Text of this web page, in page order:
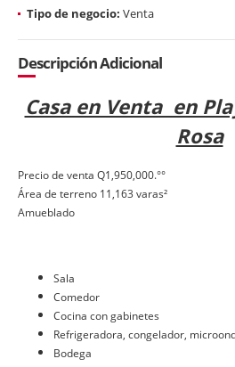
Tipo de negocio: Venta
Descripción Adicional
Casa en Venta en
Rosa
Precio de venta Q1,950,000.°°
Área de terreno 11,163 varas²
Amueblado
Sala
Comedor
Cocina con gabinetes
Refrigeradora, congelador,
Bodega